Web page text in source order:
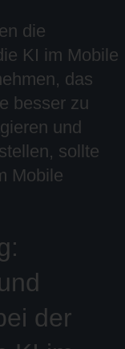
die
KI im Mobile
das
besser zu
und
sollte
Mobile
der